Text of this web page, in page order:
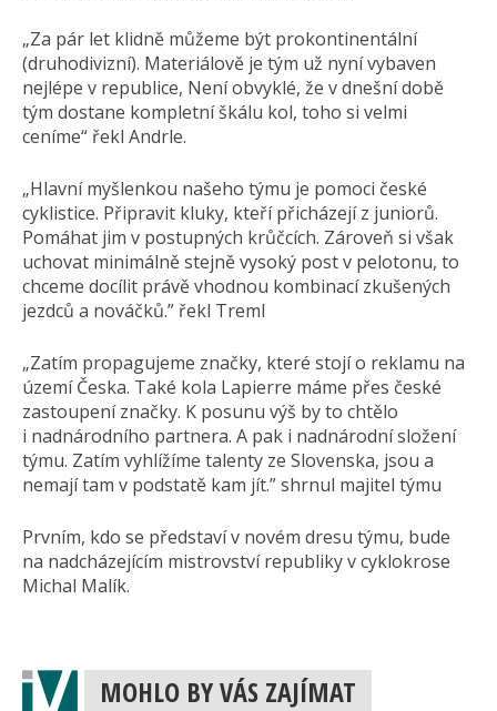
„Za pár let klidně můžeme být prokontinentální
(druhodivizní). Materiálově je tým už nyní vybaven
nejlépe v republice, Není obvyklé, že v dnešní době
tým dostane kompletní škálu kol, toho si velmi
ceníme“ řekl Andrle.
„Hlavní myšlenkou našeho týmu je pomoci české
cyklistice. Připravit kluky, kteří přicházejí z juniorů.
Pomáhat jim v postupných krůčcích. Zároveň si však
uchovat minimálně stejně vysoký post v pelotonu, to
chceme docílit právě vhodnou kombinací zkušených
jezdců a nováčků.” řekl Treml
„Zatím propagujeme značky, které stojí o reklamu na
území Česka. Také kola Lapierre máme přes české
zastoupení značky. K posunu výš by to chtělo
i nadnárodního partnera. A pak i nadnárodní složení
týmu. Zatím vyhlížíme talenty ze Slovenska, jsou a
nemají tam v podstatě kam jít.” shrnul majitel týmu
Prvním, kdo se představí v novém dresu týmu, bude
na nadcházejícím mistrovství republiky v cyklokrose
Michal Malík.
MOHLO BY VÁS ZAJÍMAT